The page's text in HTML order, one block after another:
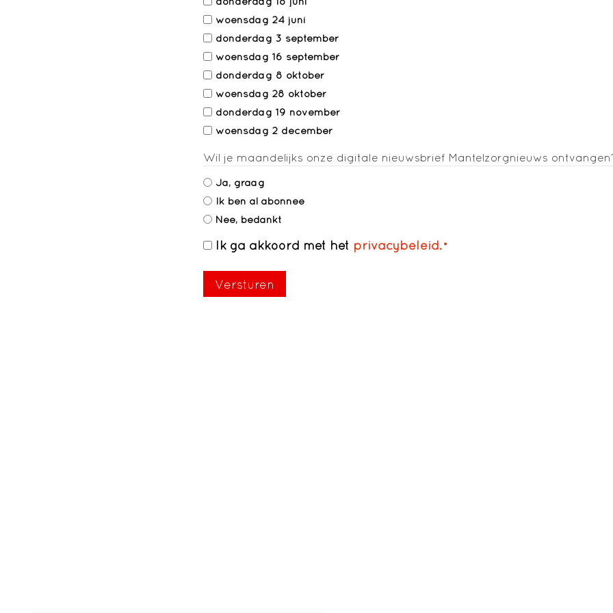
woensdag 24 juni
donderdag 3 september
woensdag 16 september
donderdag 8 oktober
woensdag 28 oktober
donderdag 19 november
woensdag 2 december
Wil je maandelijks onze digitale nieuwsbrief Mantelzorgnieuws
Ja, graag
Ik ben al abonnee
Nee, bedankt
Toestemming *
Ik ga akkoord met het privacybeleid. *
Versturen